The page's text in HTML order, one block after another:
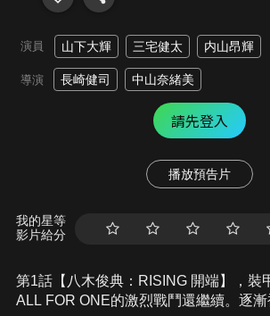
演員 山下大輝 三宅健太 内山昂輝
導演 長崎健司 中山奈緒美
請先登入
播放預告片
我的星等
影片給分
第1話【八木俊典：RISING 開端】，裝
ALL FOR ONE的激烈戰鬥還繼續。逐漸